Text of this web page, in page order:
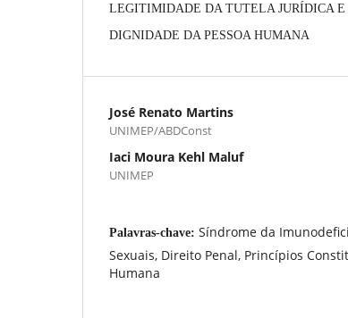
LEGITIMIDADE DA TUTELA JURÍDICA
DIGNIDADE DA PESSOA HUMANA
José Renato Martins
UNIMEP/ABDConst
Iaci Moura Kehl Maluf
UNIMEP
Palavras-chave: Síndrome da
Sexuais, Direito Penal, Princípios
Humana